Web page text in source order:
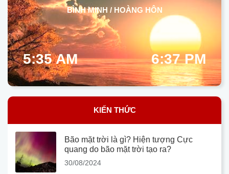
BÌNH MINH / HOÀNG HÔN
5:35 AM 6:37 PM
KIẾN THỨC
Bão mặt trời là gì? Hiện tượng Cực
quang do bão mặt trời tạo ra?
30/08/2024